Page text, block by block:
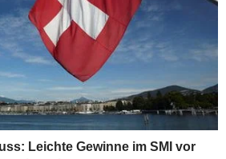
Leichte Gewinne im SMI vor